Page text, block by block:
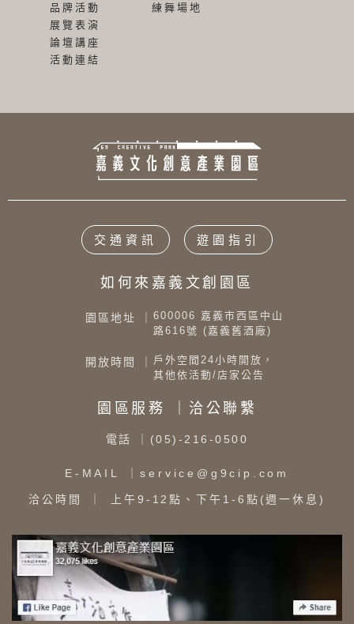
品牌活動
展覽表演
論壇講座
活動連結
練舞場地
交通資訊 遊園指引
如何來嘉義文創園區
園區地址 ｜ 600006 嘉義市西區中山
路616號 (嘉義舊酒廠)
開放時間 ｜ 戶外空間24小時開放，
其他依活動/店家公告
園區服務 ｜洽公聯繫
電話 ｜(05)-216-0500
E-MAIL ｜service@g9cip.com
洽公時間 ｜ 上午9-12點、下午1-6點(週一休息)